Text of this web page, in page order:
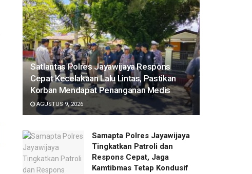
Satlantas Polres Jayawijaya Respons
Cepat Kecelakaan Lalu Lintas, Pastikan
Korban Mendapat Penanganan Medis
AGUSTUS 9, 2026
Samapta Polres Jayawijaya
Tingkatkan Patroli dan
Respons Cepat, Jaga
Kamtibmas Tetap Kondusif